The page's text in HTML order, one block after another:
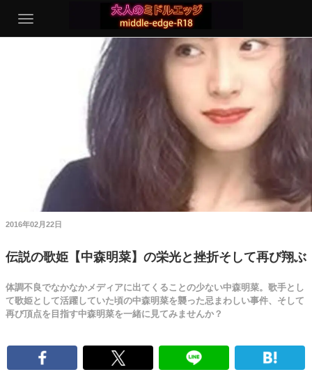
2016年02月22日
伝説の歌姫【中森明菜】の栄光と挫折そして再び翔ぶ
体調不良でなかなかメディアに出てくることの少ない中森明菜。歌手とし
て歌姫として活躍していた頃の中森明菜を襲った忌まわしい事件、そして
再び頂点を目指す中森明菜を一緒に見てみませんか？